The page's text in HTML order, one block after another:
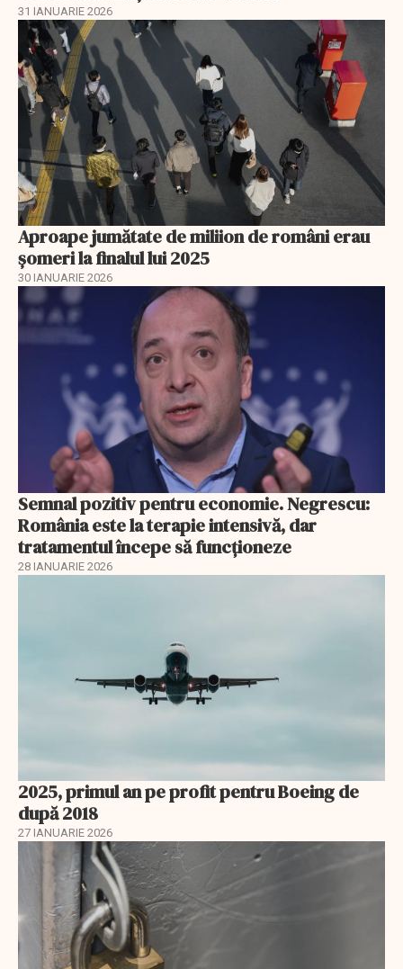
31 IANUARIE 2026
Aproape jumătate de miliion de români erau
șomeri la finalul lui 2025
30 IANUARIE 2026
Semnal pozitiv pentru economie. Negrescu:
România este la terapie intensivă, dar
tratamentul începe să funcționeze
28 IANUARIE 2026
2025, primul an pe profit pentru Boeing de
după 2018
27 IANUARIE 2026